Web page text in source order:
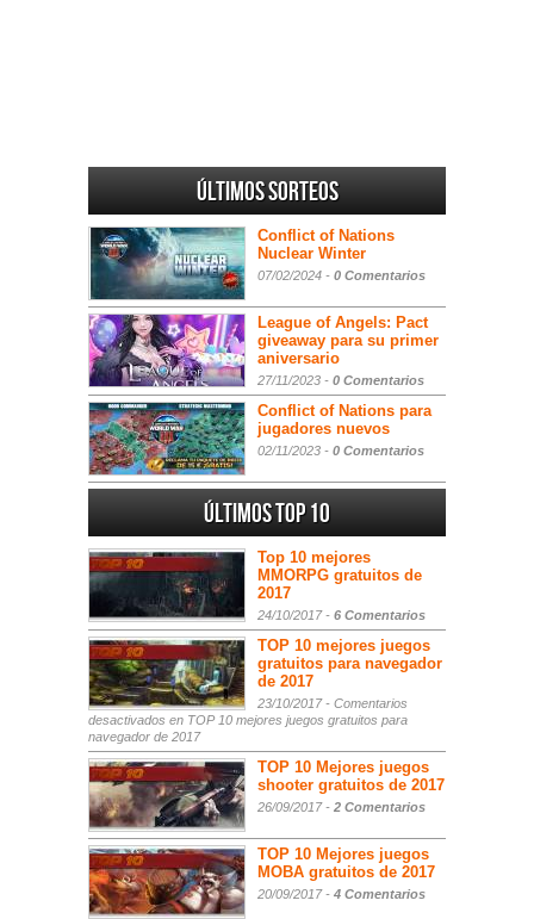
Últimos sorteos
Conflict of Nations
Nuclear Winter
07/02/2024 - 0 Comentarios
League of Angels: Pact
giveaway para su primer
aniversario
27/11/2023 - 0 Comentarios
Conflict of Nations para
jugadores nuevos
02/11/2023 - 0 Comentarios
Últimos Top 10
Top 10 mejores
MMORPG gratuitos de
2017
24/10/2017 - 6 Comentarios
TOP 10 mejores juegos
gratuitos para navegador
de 2017
23/10/2017 - Comentarios
desactivados en TOP 10 mejores juegos gratuitos para
navegador de 2017
TOP 10 Mejores juegos
shooter gratuitos de 2017
26/09/2017 - 2 Comentarios
TOP 10 Mejores juegos
MOBA gratuitos de 2017
20/09/2017 - 4 Comentarios